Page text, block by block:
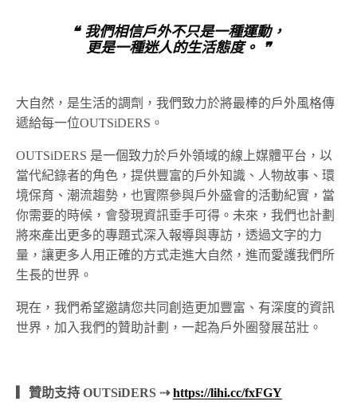
❝ 我們相信戶外不只是一種運動，
更是一種迷人的生活態度。 ❞
大自然，是生活的調劑，我們致力於將最棒的戶外風格傳
遞給每一位OUTSiDERS。
OUTSiDERS 是一個致力於戶外領域的線上媒體平台，以
當代紀錄者的角色，提供豐富的戶外知識、人物故事、環
境保育、潮流趨勢，也實際參與戶外盛會的活動紀實，當
你需要的時候，會發現資訊垂手可得。未來，我們也計劃
將來產出更多的專題式深入報導與專訪，透過文字的力
量，讓更多人用正確的方式走進大自然，進而愛護我們所
生長的世界。
現在，我們希望邀請您共同創造更加豐富、有深度的資訊
世界，加入我們的贊助計劃，一起為戶外圈發展茁壯。
▎贊助支持 OUTSiDERS ⇢https://lihi.cc/fxFGY